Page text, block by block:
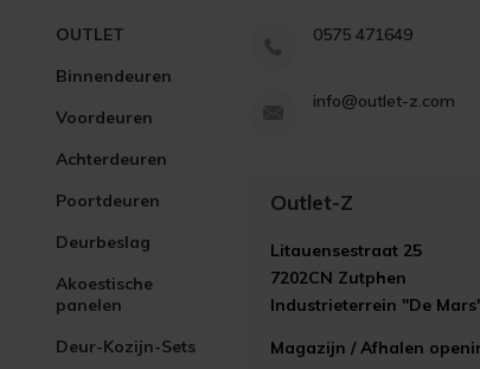
OUTLET
Binnendeuren
Voordeuren
Achterdeuren
Poortdeuren
Deurbeslag
Akoestische
panelen
Deur-Kozijn-Sets
0575 471649
info@outlet-z.com
Outlet-Z
Litauensestraat 25
7202CN Zutphen
Industrieterrein "De
Magazijn / Afhalen